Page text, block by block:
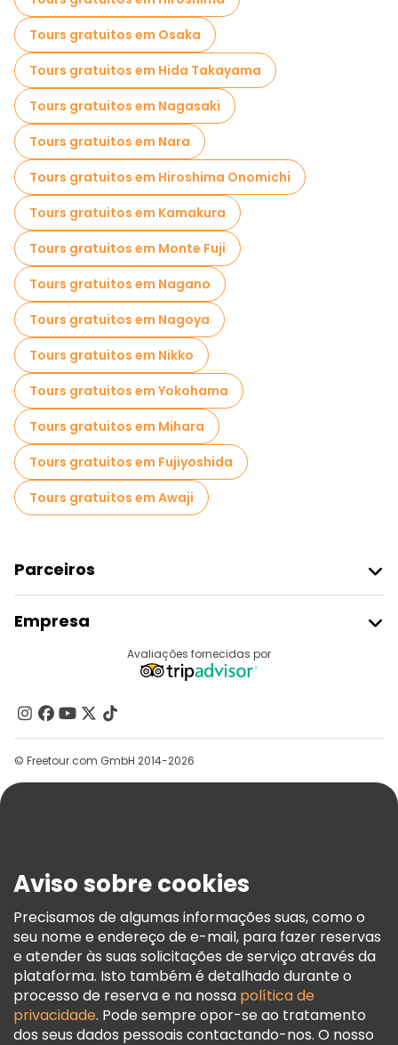
Cruzeiros em Tóquio
Museus em Tóquio
Visita guiada gratuita à cidade velha Tóquio
Visitas ao mercado em Tóquio
Visitas de degustação locais em Tóquio
Passeios gratuitos de um dia em Tóquio
Passeios a pé noturnos gratuitos em Tóquio
Passeios de bicicleta em Tóquio
Passeios gastronômicos em Tóquio
Passeios gratuitos perto Tokyo Skytree
Passeios gratuitos perto Hachiko Statue
Tours gratuitos em Osaka
Tours gratuitos em Hida Takayama
Tours gratuitos em Nagasaki
Tours gratuitos em Nara
Tours gratuitos em Hiroshima Onomichi
Tours gratuitos em Kamakura
Tours gratuitos em Monte Fuji
Tours gratuitos em Nagano
Tours gratuitos em Nagoya
Tours gratuitos em Nikko
Tours gratuitos em Yokohama
Tours gratuitos em Mihara
Tours gratuitos em Fujiyoshida
Tours gratuitos em Awaji
Parceiros
Registo Do Fornecedor
Programa De Afiliados
Empresa
Contacte-Nos
Grupos
Ajuda
Termos E Informações Legais
Política De Cookies
Freetour Prémios
Programa De Fidelidade
Avaliações fornecidas por
© Freetour.com GmbH 2014-2026
Aviso sobre cookies
Precisamos de algumas informações suas, como o
seu nome e endereço de e-mail, para fazer reservas
e atender às suas solicitações de serviço através da
plataforma. Isto também é detalhado durante o
processo de reserva e na nossa política de
privacidade. Pode sempre opor-se ao tratamento
dos seus dados pessoais contactando-nos. O nosso